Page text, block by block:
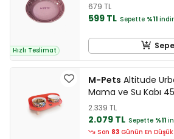
Hızlı Teslimat
679 TL
599 TL Sepette %11
M-Pets Altitude
Mama ve Su Kabı
2.339 TL
2.079 TL Sepette %11
Son 83 Günün En Düşük